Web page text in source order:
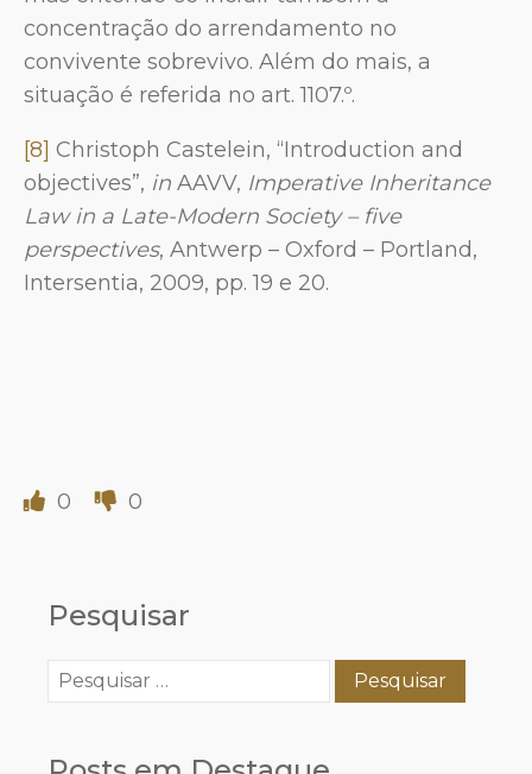
concentração do arrendamento no
convivente sobrevivo. Além do mais, a
situação é referida no art. 1107.º.
[8] Christoph Castelein, “Introduction and
objectives”, in AAVV, Imperative Inheritance
Law in a Late-Modern Society – five
perspectives, Antwerp – Oxford – Portland,
Intersentia, 2009, pp. 19 e 20.
0 0
Pesquisar
Pesquisar
por: